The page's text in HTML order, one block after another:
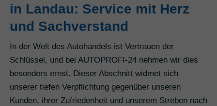
in Landau: Service mit Herz
und Sachverstand
In der Welt des Autohandels ist Vertrauen der
Schlüssel, und bei AUTOPROFI-24 nehmen wir dies
besonders ernst. Dieser Abschnitt widmet sich
unserer tiefen Verpflichtung gegenüber unseren
Kunden, ihrer Zufriedenheit und unserem Streben nach